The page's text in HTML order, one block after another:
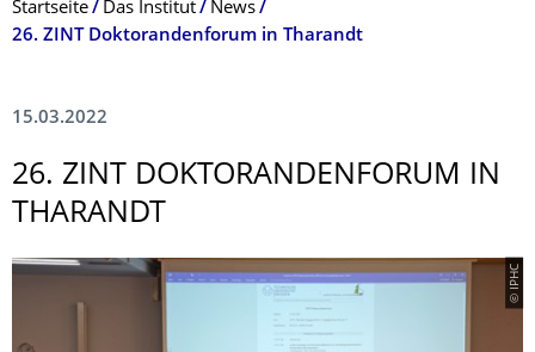
Breadcrumb-Menü
Startseite Das Institut
News
26. ZINT Doktorandenforum in Tharandt
15.03.2022
26. ZINT DOKTORANDENFO­RUM IN
THARANDT
© IPHC